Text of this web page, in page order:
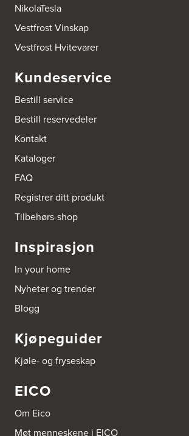
NikolaTesla
Vestfrost Vinskap
Vestfrost Hvitevarer
Kundeservice
Bestill service
Bestill reservedeler
Kontakt
Kataloger
FAQ
Registrer ditt produkt
Tilbehørs-shop
Inspirasjon
In your home
Nyheter og trender
Blogg
Kjøpeguider
Kjøle- og fryseskap
EICO
Om Eico
Møt menneskene i EICO